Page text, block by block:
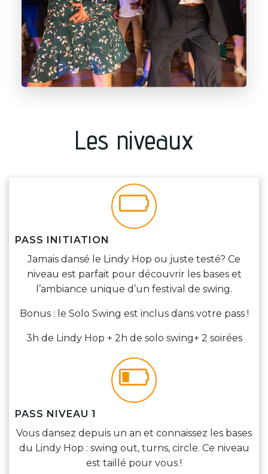
Les niveaux
PASS INITIATION
Jamais dansé le Lindy Hop ou juste testé? Ce
niveau est parfait pour découvrir les bases et
l’ambiance unique d’un festival de swing.
Bonus : le Solo Swing est inclus dans votre pass !
3h de Lindy Hop + 2h de solo swing+ 2 soirées
PASS NIVEAU 1
Vous dansez depuis un an et connaissez les bases
du Lindy Hop : swing out, turns, circle. Ce niveau
est taillé pour vous !